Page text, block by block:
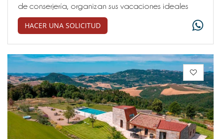
de conserjería, organizan sus vacaciones ideales
HACER UNA SOLICITUD